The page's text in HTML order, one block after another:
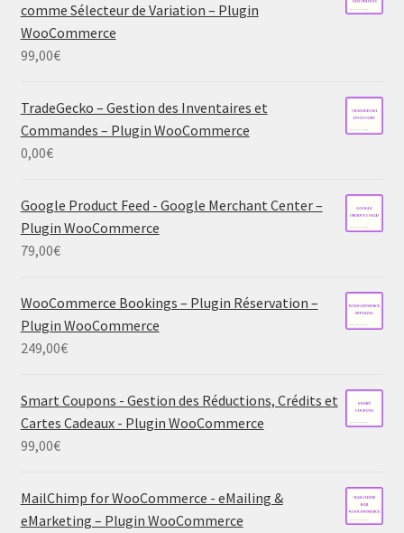
comme Sélecteur de Variation – Plugin
WooCommerce
99,00€
TradeGecko – Gestion des Inventaires et
Commandes – Plugin WooCommerce
0,00€
Google Product Feed - Google Merchant Center –
Plugin WooCommerce
79,00€
WooCommerce Bookings – Plugin Réservation –
Plugin WooCommerce
249,00€
Smart Coupons - Gestion des Réductions, Crédits et
Cartes Cadeaux - Plugin WooCommerce
99,00€
MailChimp for WooCommerce - eMailing &
eMarketing – Plugin WooCommerce